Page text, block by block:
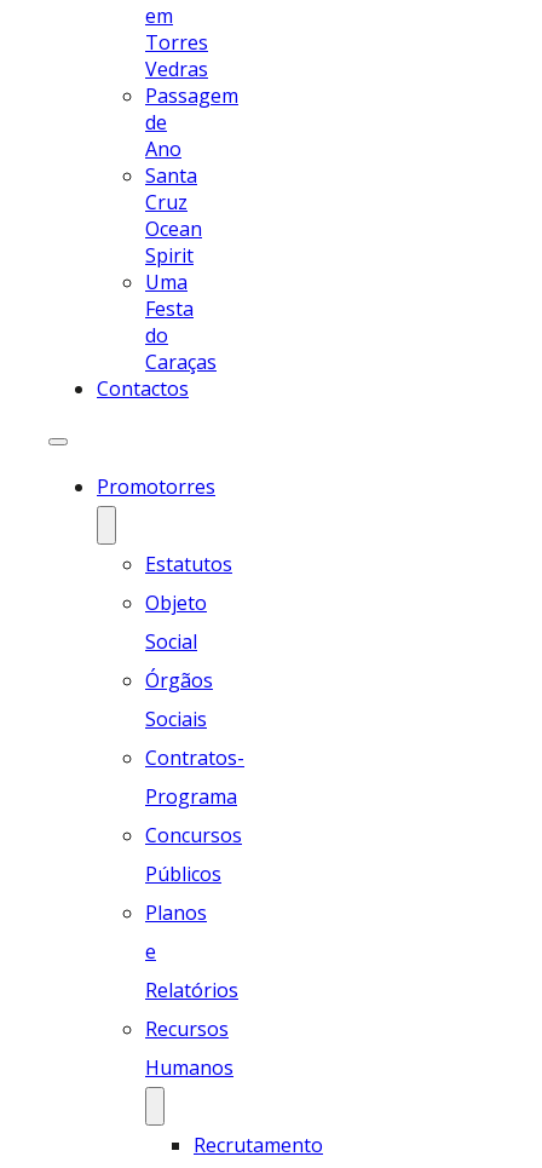
em
Torres
Vedras
Passagem
de
Ano
Santa
Cruz
Ocean
Spirit
Uma
Festa
do
Caraças
Contactos
Promotorres
Estatutos
Objeto
Social
Órgãos
Sociais
Contratos-
Programa
Concursos
Públicos
Planos
e
Relatórios
Recursos
Humanos
Recrutamento